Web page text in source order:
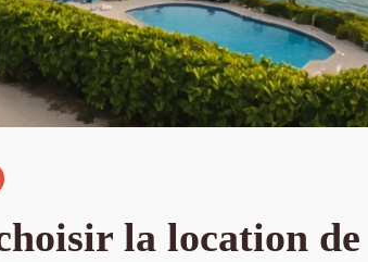
la location de